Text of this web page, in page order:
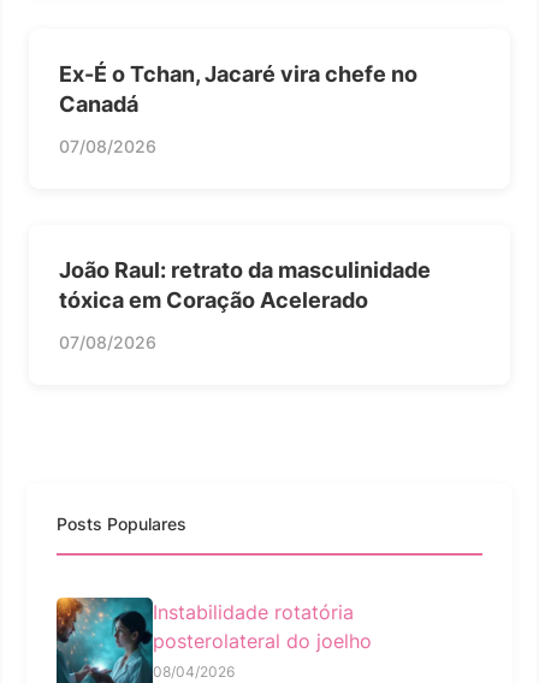
Ex-É o Tchan, Jacaré vira chefe no
Canadá
07/08/2026
João Raul: retrato da masculinidade
tóxica em Coração Acelerado
07/08/2026
Posts Populares
Instabilidade rotatória
posterolateral do joelho
08/04/2026